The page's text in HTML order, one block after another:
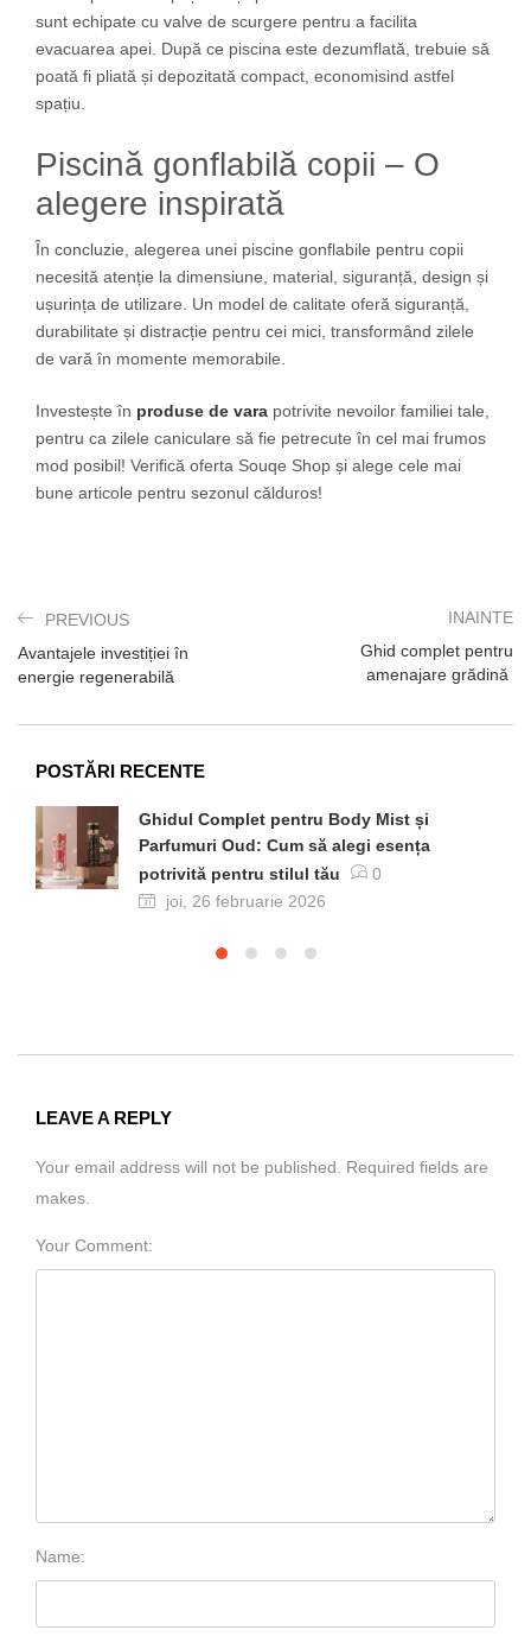
sunt echipate cu valve de scurgere pentru a facilita
evacuarea apei. După ce piscina este dezumflată, trebuie să
poată fi pliată și depozitată compact, economisind astfel
spațiu.
Piscină gonflabilă copii – O
alegere inspirată
În concluzie, alegerea unei piscine gonflabile pentru copii
necesită atenție la dimensiune, material, siguranță, design și
ușurința de utilizare. Un model de calitate oferă siguranță,
durabilitate și distracție pentru cei mici, transformând zilele
de vară în momente memorabile.
Investește în produse de vara potrivite nevoilor familiei tale,
pentru ca zilele caniculare să fie petrecute în cel mai frumos
mod posibil! Verifică oferta Souqe Shop și alege cele mai
bune articole pentru sezonul călduros!
PREVIOUS
Avantajele investiției în
energie regenerabilă
INAINTE
Ghid complet pentru
amenajare grădină
POSTĂRI RECENTE
Ghidul Complet pentru Body Mist și
Parfumuri Oud: Cum să alegi esența
potrivită pentru stilul tău
0
joi, 26 februarie 2026
LEAVE A REPLY
Your email address will not be published. Required fields are
makes.
Your Comment:
Name: